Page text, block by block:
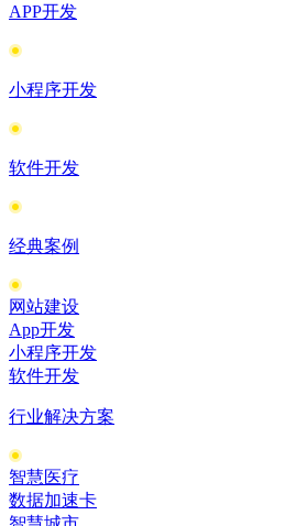
APP开发
小程序开发
软件开发
经典案例
网站建设
App开发
小程序开发
软件开发
行业解决方案
智慧医疗
数据加速卡